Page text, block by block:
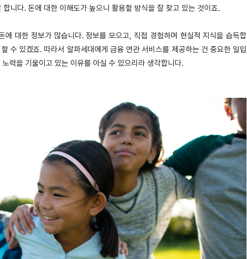
니다. 돈에 대한 이해도가 높으니 활용할 방식을 잘 찾고 있는 것이죠.
에 대한 정보가 많습니다. 정보를 모으고, 직접 경험하며 현실적 지식을 습득합
수 있겠죠. 따라서 알파세대에게 금융 연관 서비스를 제공하는 건 중요한 일입
력을 기울이고 있는 이유를 아실 수 있으리라 생각합니다.